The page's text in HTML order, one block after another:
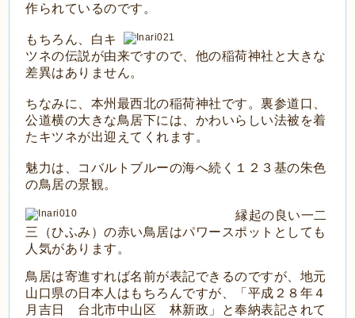
作られているのです。
もちろん、白キ
ツネの伝説が由来ですので、他の稲荷神社と大きな
差異はありません。
ちなみに、本州最西北の稲荷神社です。裏参道口、
公道横の大きな鳥居下には、かわいらしい法被を着
たキツネが出迎えてくれます。
魅力は、コバルトブルーの海へ続く１２３基の朱色
の鳥居の景観。
縁起の良い一二
三（ひふみ）の赤い鳥居はパワースポットとしても
人気があります。
鳥居は寄進すれば名前が表記できるのですが、地元
山口県の日本人はもちろんですが、「平成２８年４
月吉日 台北市中山区 林新政」と奉納表記されて